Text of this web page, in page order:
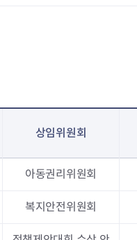
상임위원회
아동권리위원회
복지안전위원회